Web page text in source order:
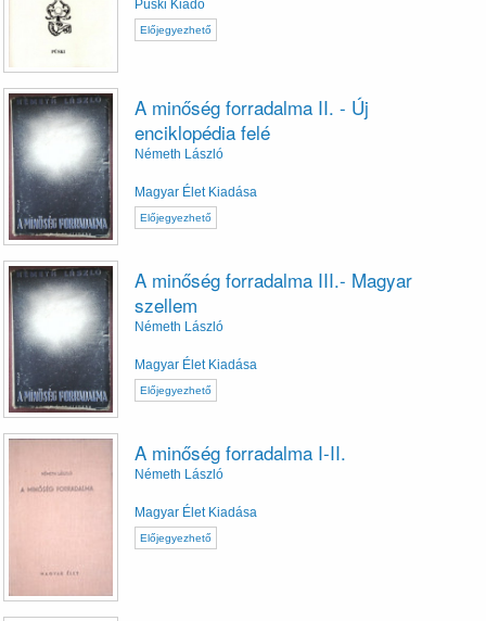
Püski Kiadó
Előjegyezhető
A minőség forradalma II. - Új
enciklopédia felé
Németh László
Magyar Élet Kiadása
Előjegyezhető
A minőség forradalma III.- Magyar
szellem
Németh László
Magyar Élet Kiadása
Előjegyezhető
A minőség forradalma I-II.
Németh László
Magyar Élet Kiadása
Előjegyezhető